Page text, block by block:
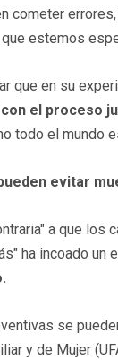
cometer
estemos
que en su
el proceso
todo el mundo
evitar
a que
ha incoado un
se
y de Mujer